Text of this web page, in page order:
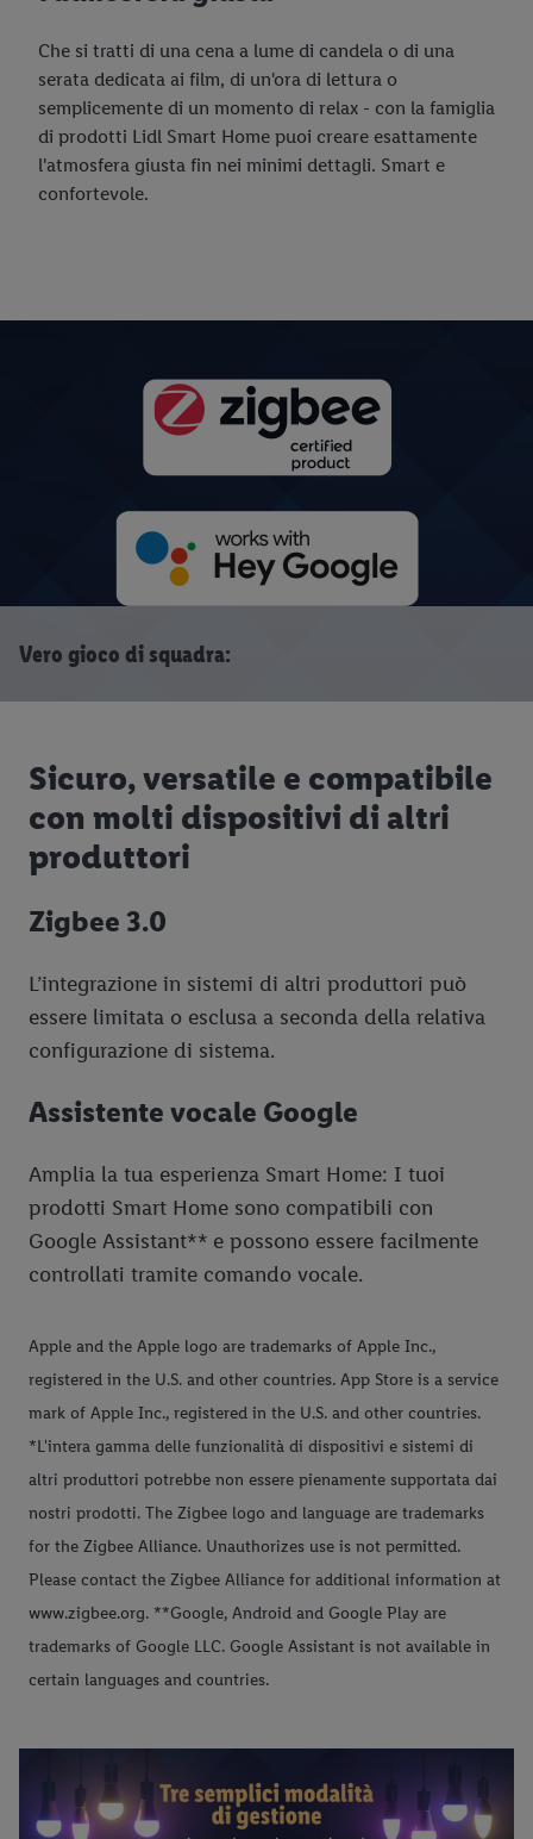
Che si tratti di una cena a lume di candela o di una
serata dedicata ai film, di un'ora di lettura o
semplicemente di un momento di relax - con la famiglia
di prodotti Lidl Smart Home puoi creare esattamente
l'atmosfera giusta fin nei minimi dettagli. Smart e
confortevole.
Vero gioco di squadra:
Sicuro, versatile e compatibile
con molti dispositivi di altri
produttori
Zigbee 3.0
L’integrazione in sistemi di altri produttori può
essere limitata o esclusa a seconda della relativa
configurazione di sistema.
Assistente vocale Google
Amplia la tua esperienza Smart Home: I tuoi
prodotti Smart Home sono compatibili con
Google Assistant** e possono essere facilmente
controllati tramite comando vocale.
Apple and the Apple logo are trademarks of Apple Inc.,
registered in the U.S. and other countries. App Store is a service
mark of Apple Inc., registered in the U.S. and other countries.
*L'intera gamma delle funzionalità di dispositivi e sistemi di
altri produttori potrebbe non essere pienamente supportata dai
nostri prodotti. The Zigbee logo and language are trademarks
for the Zigbee Alliance. Unauthorizes use is not permitted.
Please contact the Zigbee Alliance for additional information at
www.zigbee.org. **Google, Android and Google Play are
trademarks of Google LLC. Google Assistant is not available in
certain languages and countries.